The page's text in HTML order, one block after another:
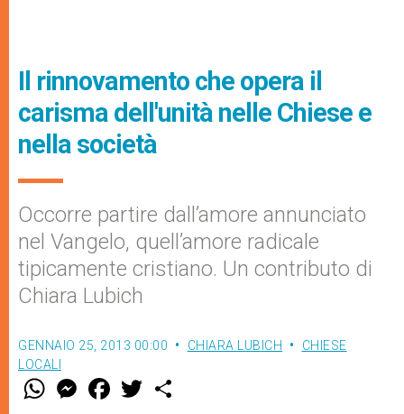
Il rinnovamento che opera il
carisma dell'unità nelle Chiese e
nella società
Occorre partire dall’amore annunciato
nel Vangelo, quell’amore radicale
tipicamente cristiano. Un contributo di
Chiara Lubich
GENNAIO 25, 2013 00:00 CHIARA LUBICH
CHIESE
LOCALI
W M
e
F
a w